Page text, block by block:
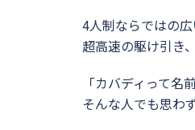
4人制ならではの広
超高速の駆け引き
「カバディって名
そんな人でも思わ